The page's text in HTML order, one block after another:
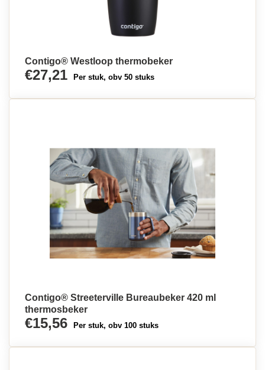
Contigo® Westloop thermobeker
€27,21 Per stuk, obv 50 stuks
Contigo® Streeterville Bureaubeker 420 ml
thermosbeker
€15,56 Per stuk, obv 100 stuks